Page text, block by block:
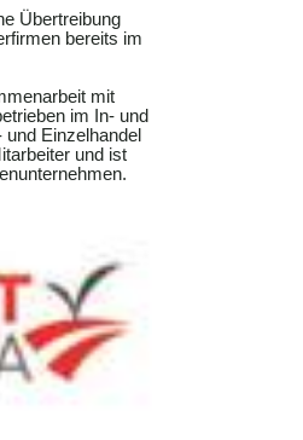
Übertreibung
bereits im
mit
im In- und
Einzelhandel
und ist